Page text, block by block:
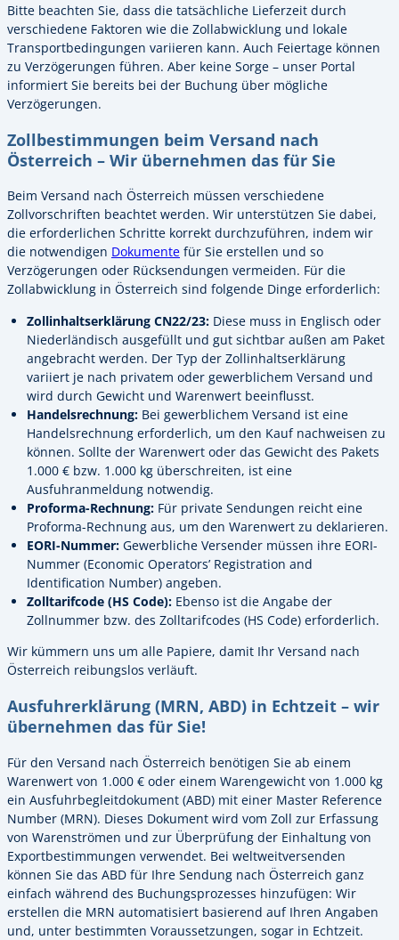
Bitte beachten Sie, dass die tatsächliche Lieferzeit durch
verschiedene Faktoren wie die Zollabwicklung und lokale
Transportbedingungen variieren kann. Auch Feiertage können
zu Verzögerungen führen. Aber keine Sorge – unser Portal
informiert Sie bereits bei der Buchung über mögliche
Verzögerungen.
Zollbestimmungen beim Versand nach
Österreich – Wir übernehmen das für Sie
Beim Versand nach Österreich müssen verschiedene
Zollvorschriften beachtet werden. Wir unterstützen Sie dabei,
die erforderlichen Schritte korrekt durchzuführen, indem wir
die notwendigen Dokumente für Sie erstellen und so
Verzögerungen oder Rücksendungen vermeiden. Für die
Zollabwicklung in Österreich sind folgende Dinge erforderlich:
Zollinhaltserklärung CN22/23: Diese muss in Englisch oder
Niederländisch ausgefüllt und gut sichtbar außen am Paket
angebracht werden. Der Typ der Zollinhaltserklärung
variiert je nach privatem oder gewerblichem Versand und
wird durch Gewicht und Warenwert beeinflusst.
Handelsrechnung: Bei gewerblichem Versand ist eine
Handelsrechnung erforderlich, um den Kauf nachweisen zu
können. Sollte der Warenwert oder das Gewicht des Pakets
1.000 € bzw. 1.000 kg überschreiten, ist eine
Ausfuhranmeldung notwendig.
Proforma-Rechnung: Für private Sendungen reicht eine
Proforma-Rechnung aus, um den Warenwert zu deklarieren.
EORI-Nummer: Gewerbliche Versender müssen ihre EORI-
Nummer (Economic Operators’ Registration and
Identification Number) angeben.
Zolltarifcode (HS Code): Ebenso ist die Angabe der
Zollnummer bzw. des Zolltarifcodes (HS Code) erforderlich.
Wir kümmern uns um alle Papiere, damit Ihr Versand nach
Österreich reibungslos verläuft.
Ausfuhrerklärung (MRN, ABD) in Echtzeit – wir
übernehmen das für Sie!
Für den Versand nach Österreich benötigen Sie ab einem
Warenwert von 1.000 € oder einem Warengewicht von 1.000 kg
ein Ausfuhrbegleitdokument (ABD) mit einer Master Reference
Number (MRN). Dieses Dokument wird vom Zoll zur Erfassung
von Warenströmen und zur Überprüfung der Einhaltung von
Exportbestimmungen verwendet. Bei weltweitversenden
können Sie das ABD für Ihre Sendung nach Österreich ganz
einfach während des Buchungsprozesses hinzufügen: Wir
erstellen die MRN automatisiert basierend auf Ihren Angaben
und, unter bestimmten Voraussetzungen, sogar in Echtzeit.